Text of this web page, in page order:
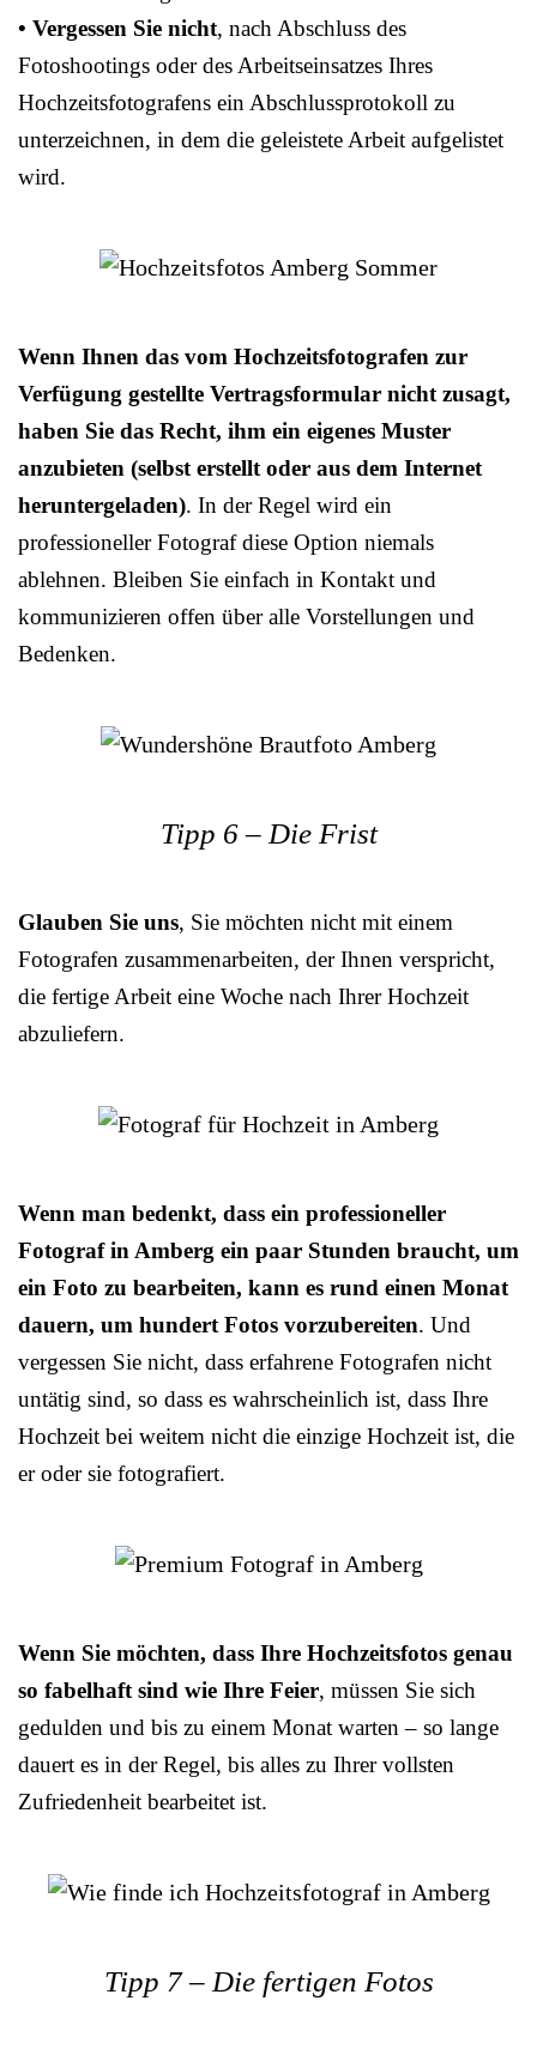
• Vergessen Sie nicht, nach Abschluss des
Fotoshootings oder des Arbeitseinsatzes Ihres
Hochzeitsfotografens ein Abschlussprotokoll zu
unterzeichnen, in dem die geleistete Arbeit aufgelistet
wird.
Wenn Ihnen das vom Hochzeitsfotografen zur
Verfügung gestellte Vertragsformular nicht zusagt,
haben Sie das Recht, ihm ein eigenes Muster
anzubieten (selbst erstellt oder aus dem Internet
heruntergeladen). In der Regel wird ein
professioneller Fotograf diese Option niemals
ablehnen. Bleiben Sie einfach in Kontakt und
kommunizieren offen über alle Vorstellungen und
Bedenken.
Tipp 6 – Die Frist
Glauben Sie uns, Sie möchten nicht mit einem
Fotografen zusammenarbeiten, der Ihnen verspricht,
die fertige Arbeit eine Woche nach Ihrer Hochzeit
abzuliefern.
Wenn man bedenkt, dass ein professioneller
Fotograf in Amberg ein paar Stunden braucht, um
ein Foto zu bearbeiten, kann es rund einen Monat
dauern, um hundert Fotos vorzubereiten. Und
vergessen Sie nicht, dass erfahrene Fotografen nicht
untätig sind, so dass es wahrscheinlich ist, dass Ihre
Hochzeit bei weitem nicht die einzige Hochzeit ist, die
er oder sie fotografiert.
Wenn Sie möchten, dass Ihre Hochzeitsfotos genau
so fabelhaft sind wie Ihre Feier, müssen Sie sich
gedulden und bis zu einem Monat warten – so lange
dauert es in der Regel, bis alles zu Ihrer vollsten
Zufriedenheit bearbeitet ist.
Tipp 7 – Die fertigen Fotos